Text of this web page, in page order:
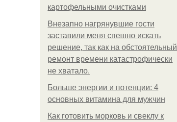
картофельными очистками
Внезапно нагрянувшие гости
заставили меня спешно искать
решение, так как на обстоятельный
ремонт времени катастрофически
не хватало.
Больше энергии и потенции: 4
основных витамина для мужчин
Как готовить морковь и свеклу к